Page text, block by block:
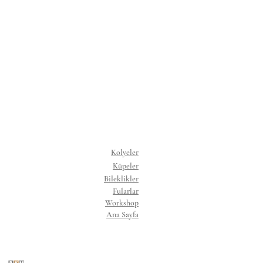
Kolyeler
Küpeler
Bileklikler
Fularlar
Workshop
Ana Sayfa